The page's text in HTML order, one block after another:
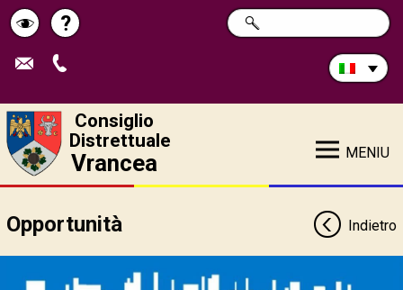
Schimbă
contrastul
Pagina
de
?
Cerca
nel
RICERCA
Consiglio
Distrettuale
Vrancea MENIU
Opportunità Indietro